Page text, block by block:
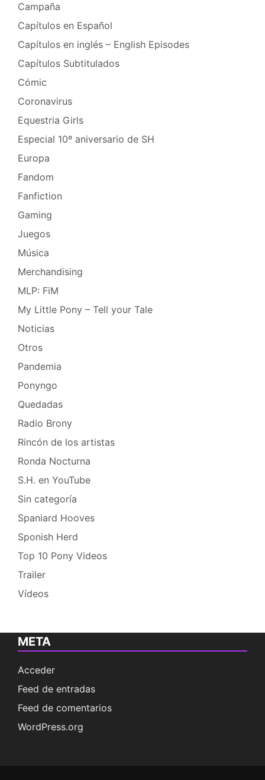
Campaña
Capítulos en Español
Capítulos en inglés – English Episodes
Capítulos Subtitulados
Cómic
Coronavirus
Equestria Girls
Especial 10º aniversario de SH
Europa
Fandom
Fanfiction
Gaming
Juegos
Música
Merchandising
MLP: FiM
My Little Pony – Tell your Tale
Noticias
Otros
Pandemia
Ponyngo
Quedadas
Radio Brony
Rincón de los artistas
Ronda Nocturna
S.H. en YouTube
Sin categoría
Spaniard Hooves
Sponish Herd
Top 10 Pony Videos
Trailer
Vídeos
META
Acceder
Feed de entradas
Feed de comentarios
WordPress.org